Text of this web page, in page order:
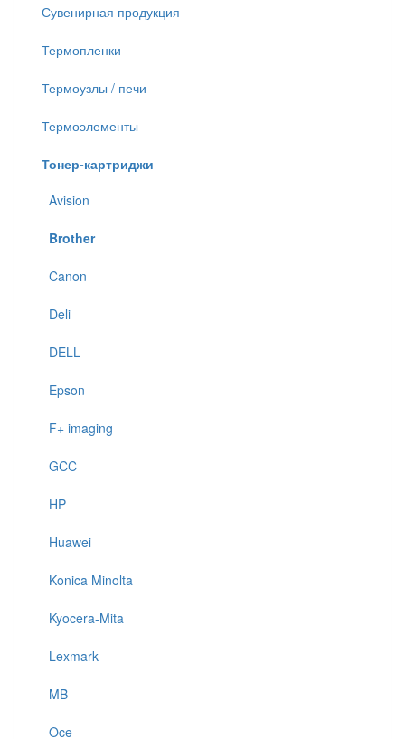
Сувенирная продукция
Термопленки
Термоузлы / печи
Термоэлементы
Тонер-картриджи
Avision
Brother
Canon
Deli
DELL
Epson
F+ imaging
GCC
HP
Huawei
Konica Minolta
Kyocera-Mita
Lexmark
MB
Oce